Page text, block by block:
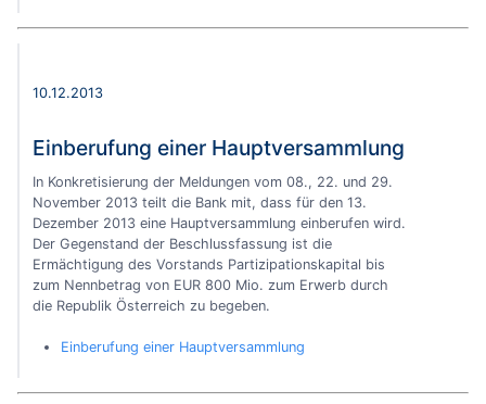
10.12.2013
Einberufung einer Hauptversammlung
In Konkretisierung der Meldungen vom 08., 22. und 29.
November 2013 teilt die Bank mit, dass für den 13.
Dezember 2013 eine Hauptversammlung einberufen wird.
Der Gegenstand der Beschlussfassung ist die
Ermächtigung des Vorstands Partizipationskapital bis
zum Nennbetrag von EUR 800 Mio. zum Erwerb durch
die Republik Österreich zu begeben.
Einberufung einer Hauptversammlung